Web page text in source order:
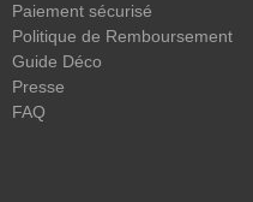
Paiement sécurisé
Politique de Remboursement
Guide Déco
Presse
FAQ